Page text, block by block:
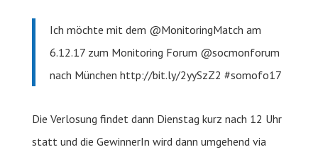
Ich möchte mit dem @MonitoringMatch am
6.12.17 zum Monitoring Forum @socmonforum
nach München http://bit.ly/2yySzZ2 #somofo17
Die Verlosung findet dann Dienstag kurz nach 12 Uhr
statt und die GewinnerIn wird dann umgehend via